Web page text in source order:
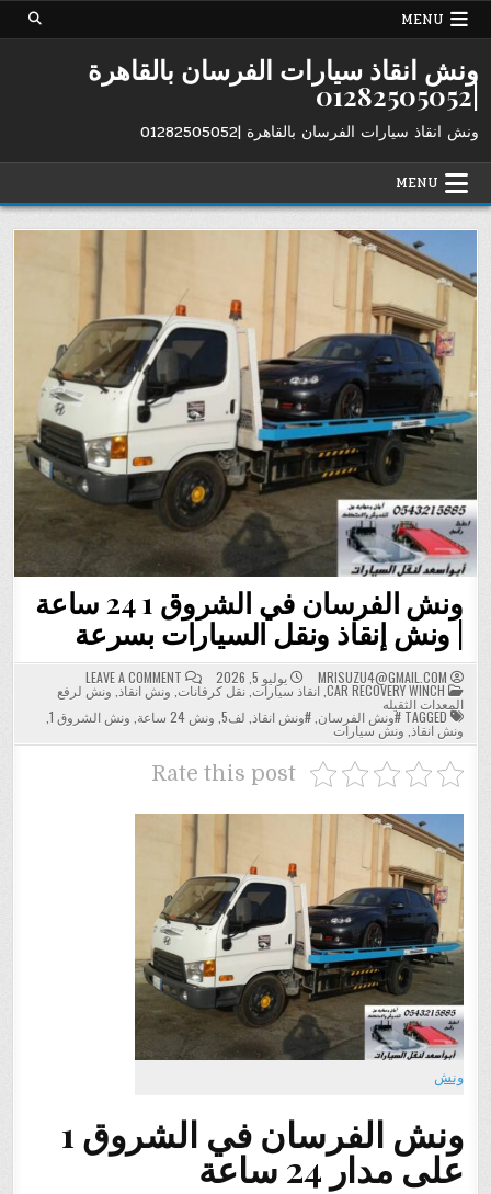
Skip
MENU
ونش انقاذ سيارات الفرسان بالقاهرة
|01282505052
ونش انقاذ سيارات الفرسان بالقاهرة |01282505052
MENU
ونش الفرسان في الشروق 1 24 ساعة
| ونش إنقاذ ونقل السيارات بسرعة
MRISUZU4@GMAIL.COM يوليو 5, 2026 LEAVE A COMMENT
ON
ونش
الفرسان
في
الشروق
1
POSTED
IN
CAR RECOVERY WINCH
,انقاذ سيارات,نقل كرفانات ونش انقاذ ونش لرفع
المعدات الثقيله
#ونش الفرسان ,#ونش انقاذ لف5 ونش 24 ساعة ونش الشروق 1
ونش انقاذ ونش سيارات
Rate this post
ونش
ونش الفرسان في الشروق 1
على مدار 24 ساعة